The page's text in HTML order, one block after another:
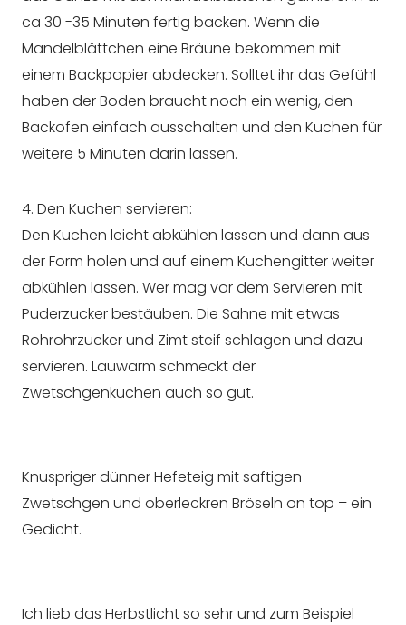
ca 30 -35 Minuten fertig backen. Wenn die
Mandelblättchen eine Bräune bekommen mit
einem Backpapier abdecken. Solltet ihr das Gefühl
haben der Boden braucht noch ein wenig, den
Backofen einfach ausschalten und den Kuchen für
weitere 5 Minuten darin lassen.
4. Den Kuchen servieren:
Den Kuchen leicht abkühlen lassen und dann aus
der Form holen und auf einem Kuchengitter weiter
abkühlen lassen. Wer mag vor dem Servieren mit
Puderzucker bestäuben. Die Sahne mit etwas
Rohrohrzucker und Zimt steif schlagen und dazu
servieren. Lauwarm schmeckt der
Zwetschgenkuchen auch so gut.
Knuspriger dünner Hefeteig mit saftigen
Zwetschgen und oberleckren Bröseln on top – ein
Gedicht.
Ich lieb das Herbstlicht so sehr und zum Beispiel